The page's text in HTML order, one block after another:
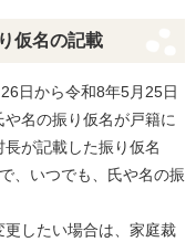
仮名の記載
日から令和8年5月25日
名の振り仮名が戸籍に
が記載した振り仮名
、いつでも、氏や名の振
したい場合は、家庭裁